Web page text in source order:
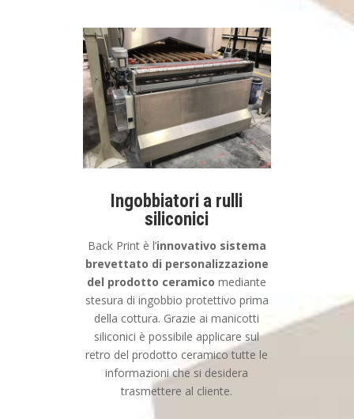
Ingobbiatori a rulli
siliconici
Back Print è l’innovativo sistema
brevettato di personalizzazione
del prodotto ceramico mediante
stesura di ingobbio protettivo prima
della cottura. Grazie ai manicotti
siliconici è possibile applicare sul
retro del prodotto ceramico tutte le
informazioni che si desidera
trasmettere al cliente.